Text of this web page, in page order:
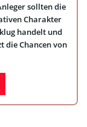
sollten die
Charakter
handelt und
die Chancen von